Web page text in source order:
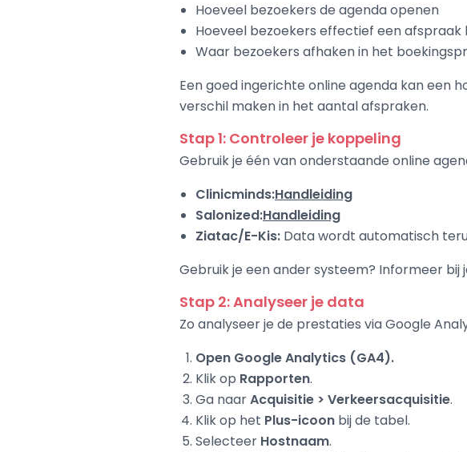
Hoeveel bezoekers de agenda openen
Hoeveel bezoekers effectief een afspraak
Waar bezoekers afhaken in het
Een goed ingerichte online agenda kan een
verschil maken in het aantal afspraken.
Stap 1: Controleer je koppeling
Gebruik je één van onderstaande online
Clinicminds:Handleiding
Salonized:Handleiding
Ziatac/E-Kis: Data wordt automatisch
Gebruik je een ander systeem? Informeer
Stap 2: Analyseer je data
Zo analyseer je de prestaties via Google
Open Google Analytics (GA4).
Klik op Rapporten.
Ga naarAcquisitie > Verkeersacquisitie.
Klik op het Plus-icoon bij de tabel.
Selecteer Hostnaam.